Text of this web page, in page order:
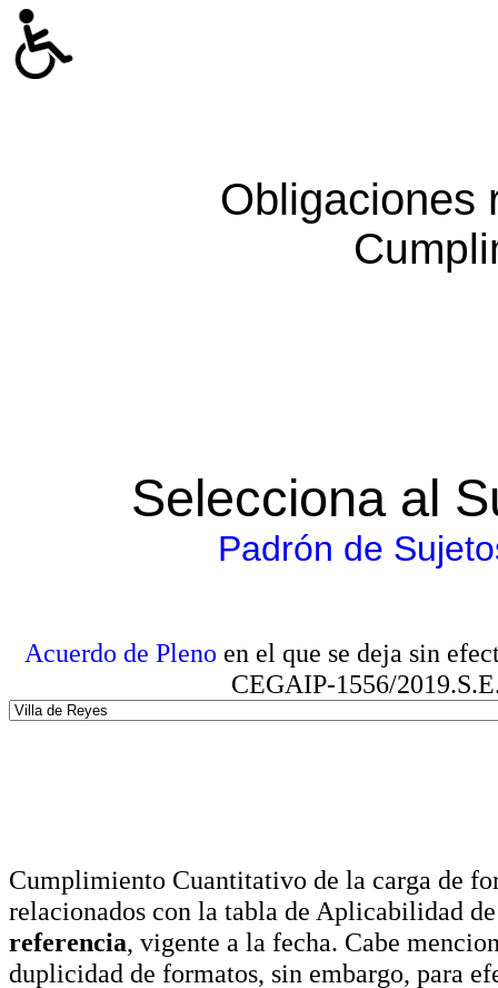
Obligaciones
Selecciona al
Padrón de
Acuerdo de Pleno en el que se deja sin
CEGAIP-1556/
Cumplimiento Cuantitativo de la carga de
relacionados con la tabla de Aplicabilidad
referencia, vigente a la fecha. Cabe
duplicidad de formatos, sin embargo, para